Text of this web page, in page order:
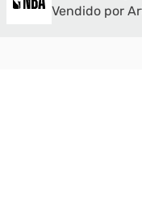
Vendido por